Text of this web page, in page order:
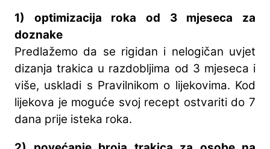
1) optimizacija roka od 3 mjeseca za
doznake
Predlažemo da se rigidan i nelogičan uvjet
dizanja trakica u razdobljima od 3 mjeseca i
više, uskladi s Pravilnikom o lijekovima. Kod
lijekova je moguće svoj recept ostvariti do 7
dana prije isteka roka.